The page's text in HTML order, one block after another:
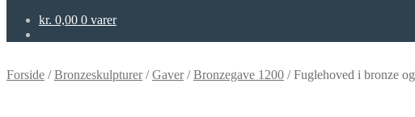
kr. 0,00 0 varer
Forside /Bronzeskulpturer/Gaver/Bronzegave 1200 /Fuglehoved i bronze